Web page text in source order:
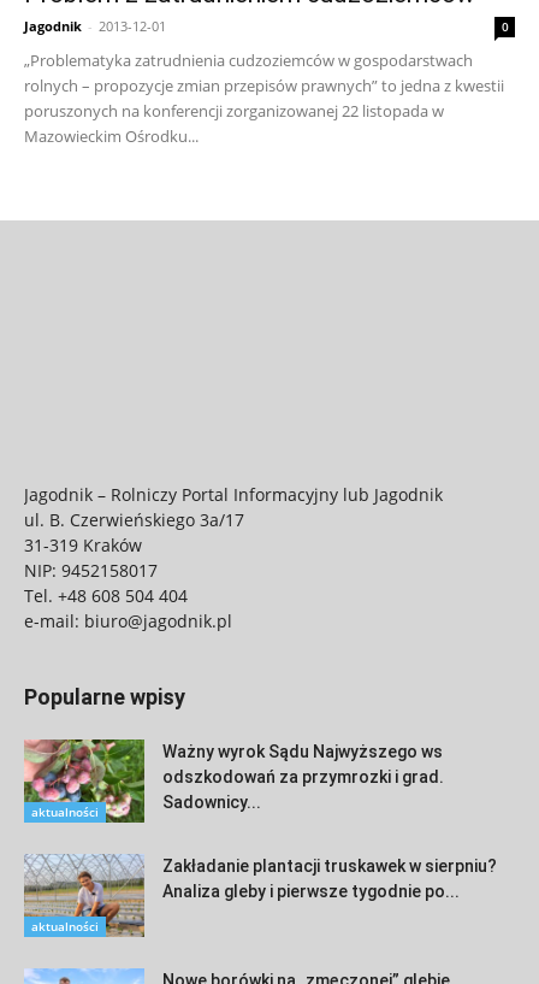
Jagodnik - 2013-12-01 0
„Problematyka zatrudnienia cudzoziemców w gospodarstwach
rolnych – propozycje zmian przepisów prawnych” to jedna z kwestii
poruszonych na konferencji zorganizowanej 22 listopada w
Mazowieckim Ośrodku...
Jagodnik – Rolniczy Portal Informacyjny lub Jagodnik
ul. B. Czerwieńskiego 3a/17
31-319 Kraków
NIP: 9452158017
Tel. +48 608 504 404
e-mail: biuro@jagodnik.pl
Popularne wpisy
aktualności
Ważny wyrok Sądu Najwyższego ws
odszkodowań za przymrozki i grad.
Sadownicy...
aktualności
Zakładanie plantacji truskawek w sierpniu?
Analiza gleby i pierwsze tygodnie po...